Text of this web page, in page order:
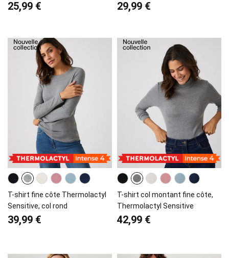
25,99 € 29,99 €
T-shirt fine côte Thermolactyl
Sensitive, col rond
39,99 €
T-shirt col montant fine côte,
Thermolactyl Sensitive
42,99 €